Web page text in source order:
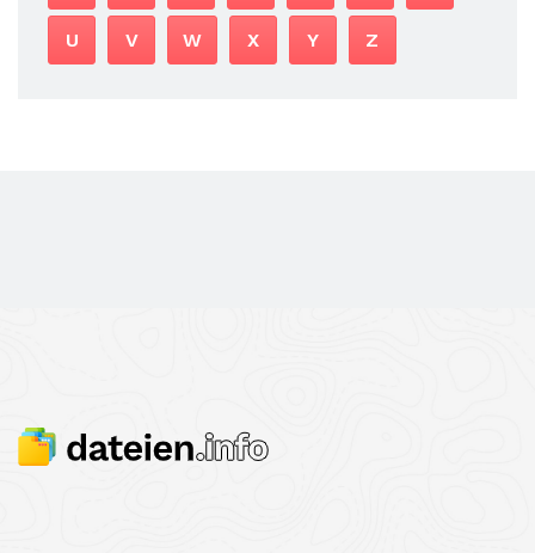
U V W X Y Z